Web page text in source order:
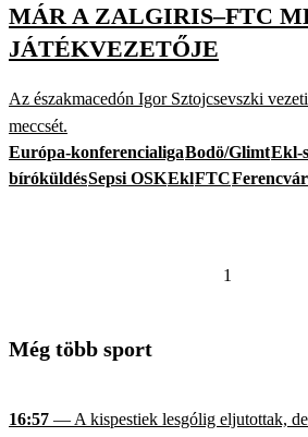
MÁR A ZALGIRIS–FTC
JÁTÉKVEZETŐJE
Az északmacedón Igor Sztojcsevszki
meccsét.
Európa-konferencialigaBodö/GlimtEkl-
bíróküldésSepsi OSKEklFTC
1
Még több sport
16:57 — A kispestiek lesgólig eljutottak,